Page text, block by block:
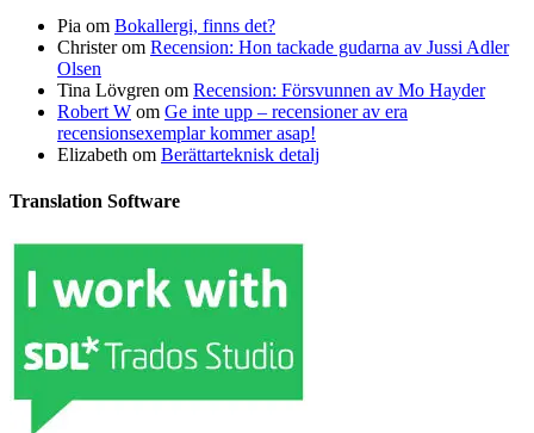
Pia om Bokallergi, finns det?
Christerom Recension: Hon tackade gudarna av Jussi Adler
Olsen
Tina Lövgren om Recension: Försvunnen av Mo Hayder
Robert W om Ge inte upp – recensioner av era
recensionsexemplar kommer asap!
Elizabeth om Berättarteknisk detalj
Translation Software